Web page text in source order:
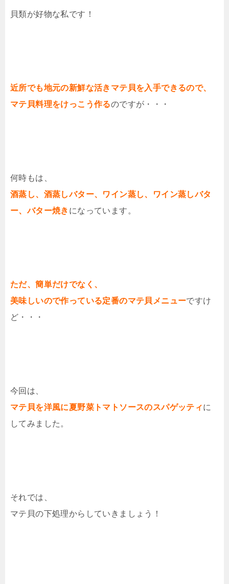
貝類が好物な私です！
近所でも地元の新鮮な活きマテ貝を入手できるので、
マテ貝料理をけっこう作るのですが・・・
何時もは、
酒蒸し、酒蒸しバター、ワイン蒸し、ワイン蒸しバタ
ー、バター焼き になっています。
ただ、簡単だけでなく、
美味しいので作っている定番のマテ貝メニューですけ
ど・・・
今回は、
マテ貝を洋風に夏野菜トマトソースのスパゲッティに
してみました。
それでは、
マテ貝の下処理からしていきましょう！